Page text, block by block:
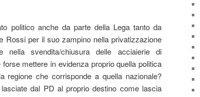
politico anche da parte della Lega tanto da
Rossi per il suo zampino nella privatizzazione
svendita/chiusura delle acciaierie di
mettere in evidenza proprio quella politica
regione che corrisponde a quella nazionale?
dal PD al proprio destino come lascia